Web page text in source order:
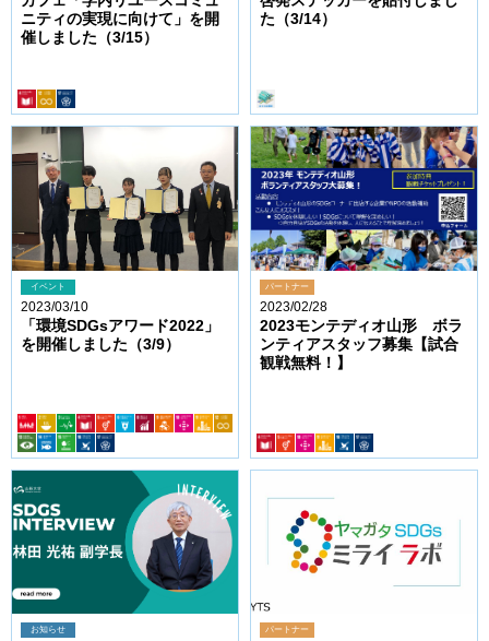
ニティの実現に向けて」を開
催しました（3/15）
た（3/14）
イベント
2023/03/10
「環境SDGsアワード2022」
を開催しました（3/9）
パートナー
2023/02/28
2023モンテディオ山形 ボラ
ンティアスタッフ募集【試合
観戦無料！】
お知らせ パートナー